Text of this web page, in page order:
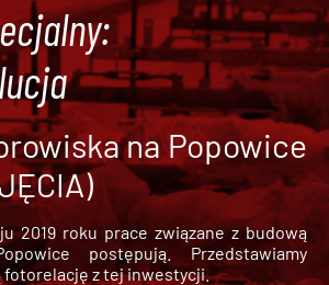
na Popowice
2019 roku prace związane z budową
postępują. Przedstawiamy
fotorelację z tej inwestycji.